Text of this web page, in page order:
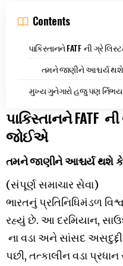
Contents
પાકિસ્તાનને FATF ની ગ્રે
તમને જાણીને આશ્ચર્ય
મુખ્ય ગુનેગારો હજુ પણ ર્નિભય
પાકિસ્તાનને FATF
જોઈએ
તમને જાણીને આશ્ચર્ય થશે
(સંપૂર્ણ સમાચાર સેવા)
ભારતનું પ્રતિનિધિમંડળ
રહ્યું છે. આ દરમિયાન,
ના વડા અને સાંસદ
પછી, તત્કાલીન વડા